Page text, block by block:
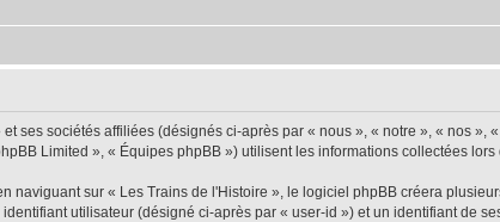
ses sociétés affiliées (désignés ci-après par « nous », « notre », « nos
Limited », « Équipes phpBB ») utilisent les informations collectées
naviguant sur « Les Trains de l'Histoire », le logiciel phpBB créera
utilisateur (désigné ci-après par « user-id ») et un identifiant de